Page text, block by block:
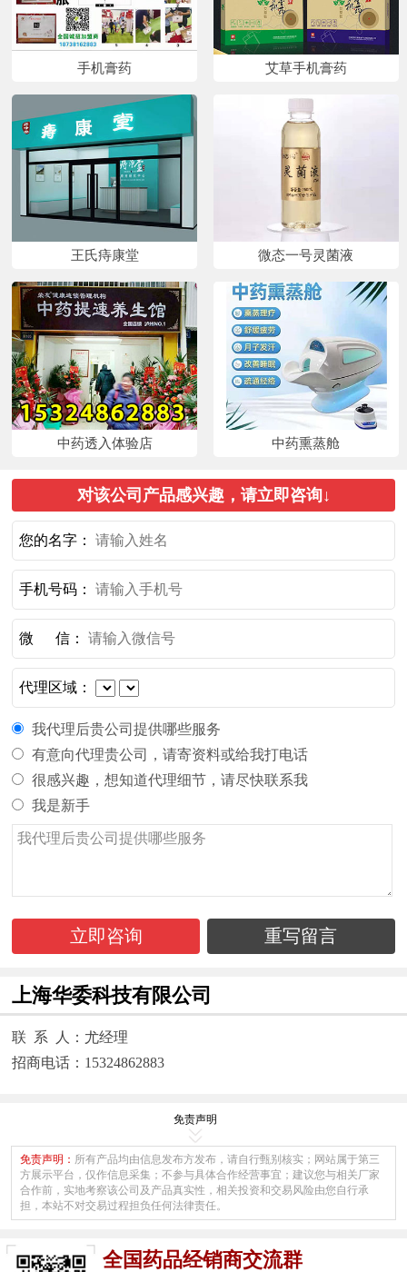
手机膏药 艾草手机膏药
王氏痔康堂 微态一号灵菌液
中药透入体验店 中药熏蒸舱
对该公司产品感兴趣，请立即咨询↓
您的名字：
手机号码：
微 信：
代理区域：
我代理后贵公司提供哪些服务
有意向代理贵公司，请寄资料或给我打电话
很感兴趣，想知道代理细节，请尽快联系我
我是新手
立即咨询 重写留言
上海华委科技有限公司
联 系 人：尤经理
招商电话：15324862883
免责声明
免责声明： 所有产品均由信息发布方发布，请自行甄别核实；网站属于第三
方展示平台，仅作信息采集；不参与具体合作经营事宜；建议您与相关厂家
合作前，实地考察该公司及产品真实性，相关投资和交易风险由您自行承
担，本站不对交易过程担负任何法律责任。
全国药品经销商交流群